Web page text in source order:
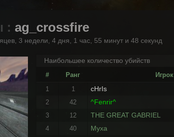
: ag_crossfire
3 недели, 4 дня, 1 час, 55 минут и 48 секунд
Наибольшее количество убийств
# Ранг Игрок
1
1 cHrIs
2
42 ^Fenrir^
3
12 THE GREAT GABRIEL
4
40 Myxa